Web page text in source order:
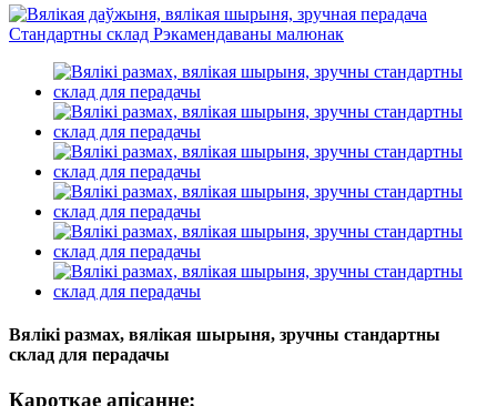
Вялікі размах, вялікая шырыня, зручны стандартны
склад для перадачы
Кароткае апісанне: